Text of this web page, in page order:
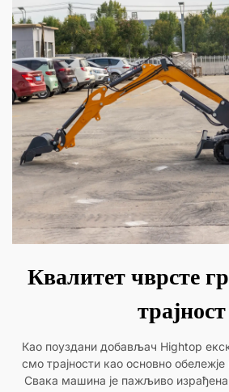
Квалитет чврсте
трајност
Као поуздани добављач Hightop
смо трајности као основно
Свака машина је пажљиво